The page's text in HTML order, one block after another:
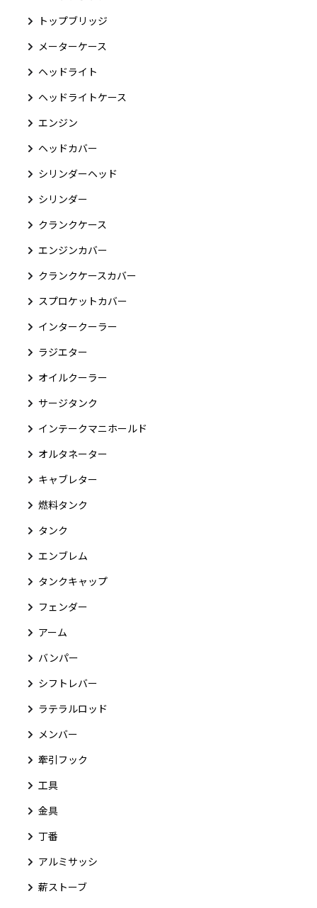
トップブリッジ
メーターケース
ヘッドライト
ヘッドライトケース
エンジン
ヘッドカバー
シリンダーヘッド
シリンダー
クランクケース
エンジンカバー
クランクケースカバー
スプロケットカバー
インタークーラー
ラジエター
オイルクーラー
サージタンク
インテークマニホールド
オルタネーター
キャブレター
燃料タンク
タンク
エンブレム
タンクキャップ
フェンダー
アーム
バンパー
シフトレバー
ラテラルロッド
メンバー
牽引フック
工具
金具
丁番
アルミサッシ
薪ストーブ